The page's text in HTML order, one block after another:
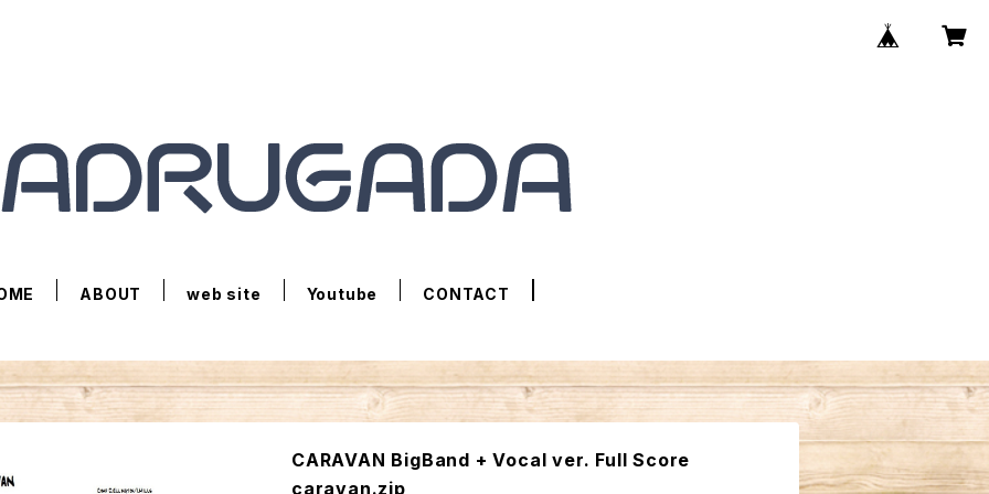
ABOUT web site Youtube CONTACT
CARAVAN BigBand + Vocal ver. Full Score
caravan.zip